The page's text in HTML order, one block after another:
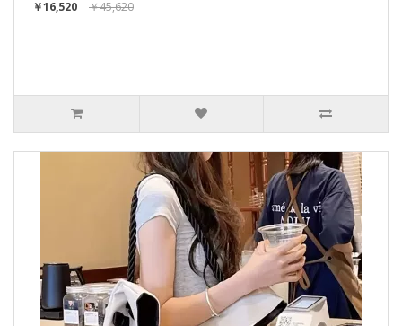
￥16,520
￥45,620